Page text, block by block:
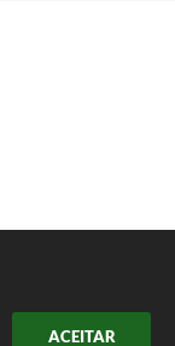
ACEITAR